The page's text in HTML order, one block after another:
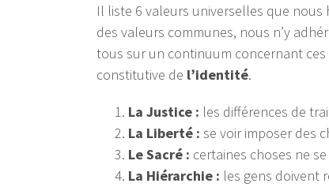
Il liste 6 valeurs universelles que
des valeurs communes, nous n’y
tous sur un continuum concernant
constitutive de l’identité.
La Justice : les différences de
La Liberté : se voir imposer des
Le Sacré : certaines choses ne
La Hiérarchie : les gens doivent